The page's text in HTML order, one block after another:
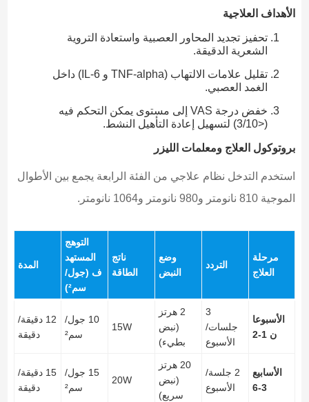
الأهداف العلاجية
تحفيز تجديد المحاور العصبية واستعادة التروية
الشعرية الدقيقة.
تقليل علامات الالتهاب (TNF-alpha و IL-6) داخل
الغمد العصبي.
خفض درجة VAS إلى مستوى يمكن التحكم فيه
(<3/10) لتسهيل إعادة التأهيل النشط.
بروتوكول العلاج ومعلمات الليزر
استخدم التدخل نظام علاجي من الفئة الرابعة يجمع بين الأطوال
الموجية 810 نانومتر و980 نانومتر و1064 نانومتر.
مرحلة
العلاج
التردد
وضع
النبض
ناتج
الطاقة
التوهج
المستهد
ف (جول/
سم²)
المدة
الأسبوعا
ن 1-2
3
جلسات/
الأسبوع
2 هرتز
(نبض
بطيء)
15W
10 جول/
سم²
12 دقيقة/
دقيقة
الأسابيع
3-6
2 جلسة/
الأسبوع
20 هرتز
(نبض
سريع)
20W
15 جول/
سم²
15 دقيقة/
دقيقة